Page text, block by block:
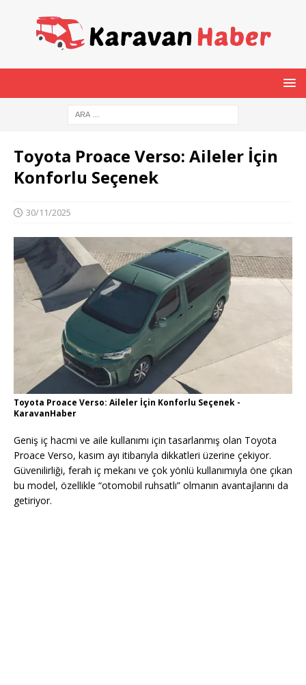
Toyota Proace Verso: Aileler İçin
Konforlu Seçenek
30/11/2025
Toyota Proace Verso: Aileler İçin Konforlu Seçenek -
KaravanHaber
Geniş iç hacmi ve aile kullanımı için tasarlanmış olan Toyota
Proace Verso, kasım ayı itibarıyla dikkatleri üzerine çekiyor.
Güvenilirliği, ferah iç mekanı ve çok yönlü kullanımıyla öne çıkan
bu model, özellikle “otomobil ruhsatlı” olmanın avantajlarını da
getiriyor.